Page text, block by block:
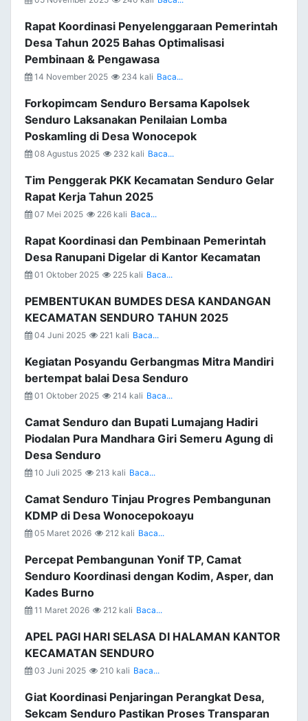
Rapat Koordinasi Penyelenggaraan Pemerintah
Desa Tahun 2025 Bahas Optimalisasi
Pembinaan & Pengawasa
14 November 2025 234 kali Baca...
Forkopimcam Senduro Bersama Kapolsek
Senduro Laksanakan Penilaian Lomba
Poskamling di Desa Wonocepok
08 Agustus 2025 232 kali Baca...
Tim Penggerak PKK Kecamatan Senduro Gelar
Rapat Kerja Tahun 2025
07 Mei 2025 226 kali Baca...
Rapat Koordinasi dan Pembinaan Pemerintah
Desa Ranupani Digelar di Kantor Kecamatan
01 Oktober 2025 225 kali Baca...
PEMBENTUKAN BUMDES DESA KANDANGAN
KECAMATAN SENDURO TAHUN 2025
04 Juni 2025 221 kali Baca...
Kegiatan Posyandu Gerbangmas Mitra Mandiri
bertempat balai Desa Senduro
01 Oktober 2025 214 kali Baca...
Camat Senduro dan Bupati Lumajang Hadiri
Piodalan Pura Mandhara Giri Semeru Agung di
Desa Senduro
10 Juli 2025 213 kali Baca...
Camat Senduro Tinjau Progres Pembangunan
KDMP di Desa Wonocepokoayu
05 Maret 2026 212 kali Baca...
Percepat Pembangunan Yonif TP, Camat
Senduro Koordinasi dengan Kodim, Asper, dan
Kades Burno
11 Maret 2026 212 kali Baca...
APEL PAGI HARI SELASA DI HALAMAN KANTOR
KECAMATAN SENDURO
03 Juni 2025 210 kali Baca...
Giat Koordinasi Penjaringan Perangkat Desa,
Sekcam Senduro Pastikan Proses Transparan